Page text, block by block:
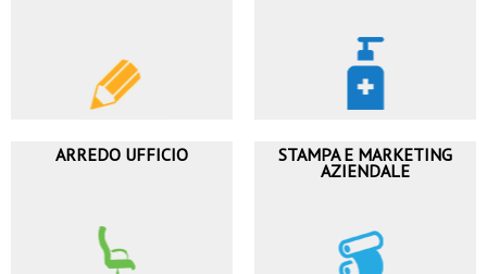
ARREDO UFFICIO STAMPA E MARKETING
AZIENDALE